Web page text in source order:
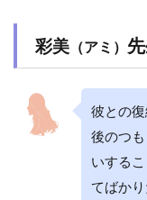
彩美 （アミ）
彼との
後のつ
いする
てばか